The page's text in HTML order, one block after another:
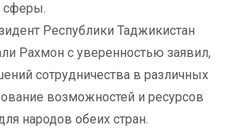
сферы.
Республики Таджикистан
Рахмон с уверенностью заявил,
сотрудничества в различных
возможностей и ресурсов
народов обеих стран.